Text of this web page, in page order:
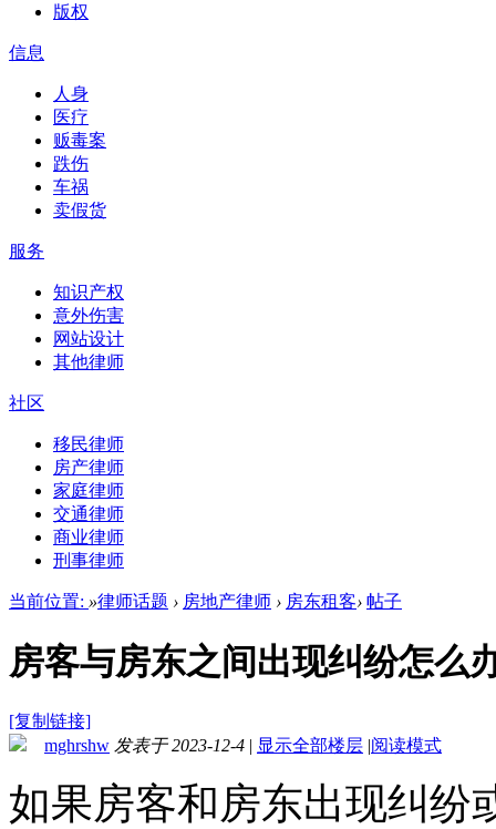
版权
信息
人身
医疗
贩毒案
跌伤
车祸
卖假货
服务
知识产权
意外伤害
网站设计
其他律师
社区
移民律师
房产律师
家庭律师
交通律师
商业律师
刑事律师
当前位置: »律师话题 › 房地产律师 › 房东租客› 帖子
房客与房东之间出现纠纷怎么
[复制链接]
mghrshw 发表于 2023-12-4 | 显示全部楼层 |阅读模式
如果房客和房东出现纠纷